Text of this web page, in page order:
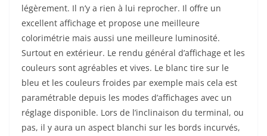
légèrement. Il n’y a rien à lui reprocher. Il offre un
excellent affichage et propose une meilleure
colorimétrie mais aussi une meilleure luminosité.
Surtout en extérieur. Le rendu général d’affichage et les
couleurs sont agréables et vives. Le blanc tire sur le
bleu et les couleurs froides par exemple mais cela est
paramétrable depuis les modes d’affichages avec un
réglage disponible. Lors de l’inclinaison du terminal, ou
pas, il y aura un aspect blanchi sur les bords incurvés,